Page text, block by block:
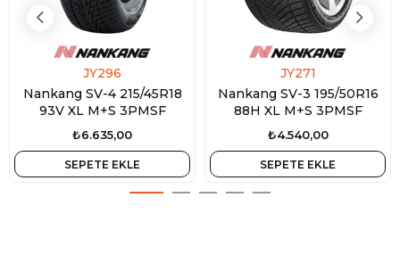
JY296
Nankang SV-4 215/45R18
93V XL M+S 3PMSF
₺6.635,00
SEPETE EKLE
JY271
Nankang SV-3 195/50R16
88H XL M+S 3PMSF
₺4.540,00
SEPETE EKLE